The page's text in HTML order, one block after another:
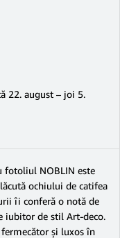
22. august – joi 5.
fotoliul NOBLIN este
ochiului de catifea
îi conferă o notă de
iubitor de stil Art-deco.
şi luxos în